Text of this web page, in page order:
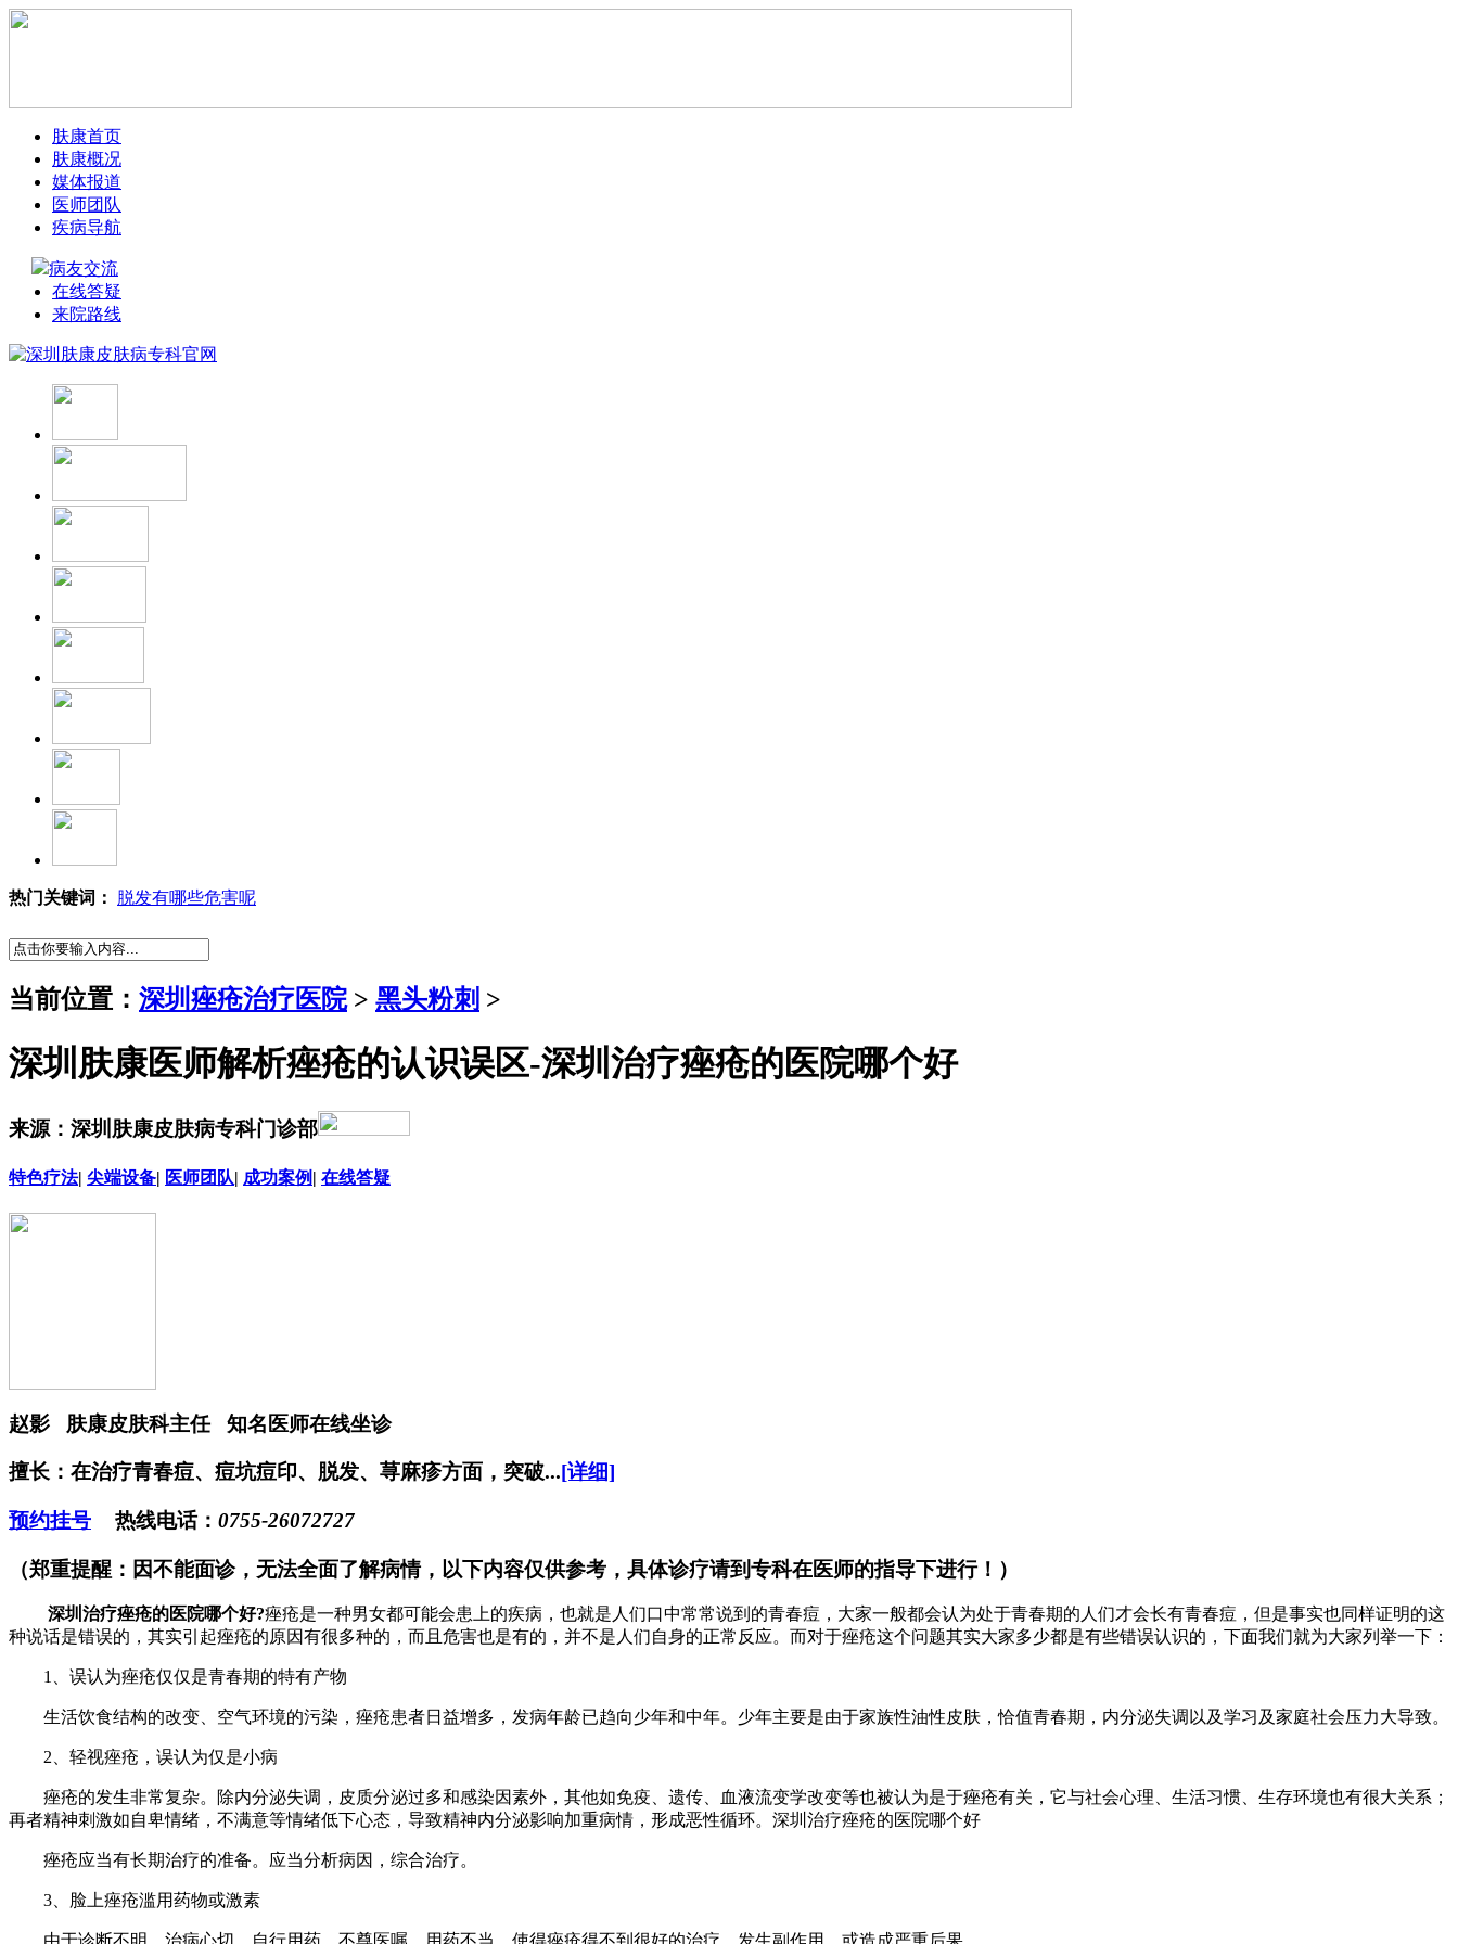
肤康首页
肤康概况
媒体报道
医师团队
疾病导航
病友交流
在线答疑
来院路线
热门关键词： 脱发有哪些危害呢
当前位置： 深圳痤疮治疗医院> 黑头粉刺 >
深圳肤康医师解析痤疮的认识误区-深圳治疗痤疮的医院哪个好
来源：深圳肤康皮肤病专科门诊部
特色疗法| 尖端设备| 医师团队| 成功案例 | 在线答疑
赵影 肤康皮肤科主任 知名医师在线坐诊
擅长：在治疗青春痘、痘坑痘印、脱发、荨麻疹方面，突破...[详细]
预约挂号 热线电话： 0755-26072727
（郑重提醒：因不能面诊，无法全面了解病情，以下内容仅供参考，具体诊疗请到专科在医师的指导下进行！）
深圳治疗痤疮的医院哪个好?痤疮是一种男女都可能会患上的疾病，也就是人们口中常常说到的青春痘，大家一般都会认为处于青春期的人们才会长有青春痘，但是事实也同样证明的这
种说话是错误的，其实引起痤疮的原因有很多种的，而且危害也是有的，并不是人们自身的正常反应。而对于痤疮这个问题其实大家多少都是有些错误认识的，下面我们就为大家列举一下：
1、误认为痤疮仅仅是青春期的特有产物
生活饮食结构的改变、空气环境的污染，痤疮患者日益增多，发病年龄已趋向少年和中年。少年主要是由于家族性油性皮肤，恰值青春期，内分泌失调以及学习及家庭社会压力大导致。
2、轻视痤疮，误认为仅是小病
痤疮的发生非常复杂。除内分泌失调，皮质分泌过多和感染因素外，其他如免疫、遗传、血液流变学改变等也被认为是于痤疮有关，它与社会心理、生活习惯、生存环境也有很大关系；
再者精神刺激如自卑情绪，不满意等情绪低下心态，导致精神内分泌影响加重病情，形成恶性循环。深圳治疗痤疮的医院哪个好
痤疮应当有长期治疗的准备。应当分析病因，综合治疗。
3、脸上痤疮滥用药物或激素